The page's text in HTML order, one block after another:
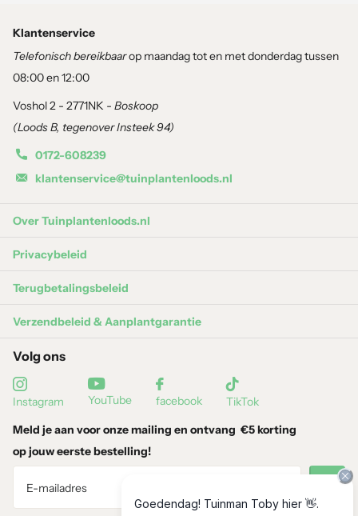
streven ernaar om ervoor te zorgen dat ze voldoen aan uw
verwachtingen en de behoeften van uw planten.
Pokon Bio Moestuin Mest 1kg – Tuinplantenloods
Mest emmertje voor fruitbomen en -planten –
Klantenservice
Telefonisch bereikbaarop maandag tot en met donderdag tussen
08:00 en 12:00
Voshol 2 - 2771NK - Boskoop
(Loods B, tegenover Insteek 94)
0172-608239
klantenservice@tuinplantenloods.nl
Over Tuinplantenloods.nl
Privacybeleid
Terugbetalingsbeleid
Verzendbeleid & Aanplantgarantie
Volg ons
Instagram YouTube facebook
TikTok
Meld je aan voor onze mailing en ontvang €5 korting
op jouw eerste bestelling!